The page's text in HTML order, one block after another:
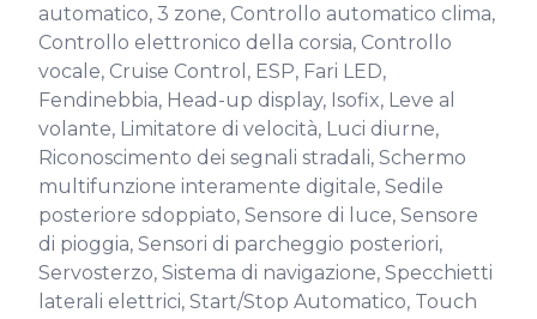
automatico, 3 zone, Controllo automatico clima,
Controllo elettronico della corsia, Controllo
vocale, Cruise Control, ESP, Fari LED,
Fendinebbia, Head-up display, Isofix, Leve al
volante, Limitatore di velocità, Luci diurne,
Riconoscimento dei segnali stradali, Schermo
multifunzione interamente digitale, Sedile
posteriore sdoppiato, Sensore di luce, Sensore
di pioggia, Sensori di parcheggio posteriori,
Servosterzo, Sistema di navigazione, Specchietti
laterali elettrici, Start/Stop Automatico, Touch